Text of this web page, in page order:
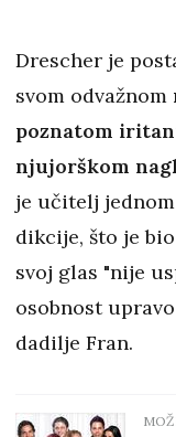
Drescher je
svom odvažnom
poznatom
njujorškom
je učitelj
dikcije, što je
svoj glas "nije
osobnost
dadilje Fran.